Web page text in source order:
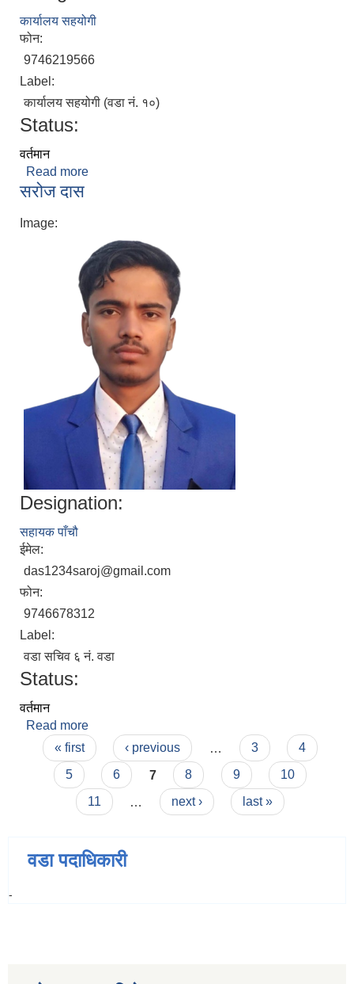
कार्यालय सहयोगी
फोन:
9746219566
Label:
कार्यालय सहयोगी (वडा नं. १०)
Status:
वर्तमान
Read more
सरोज दास
Image:
Designation:
सहायक पाँचौ
ईमेल:
das1234saroj@gmail.com
फोन:
9746678312
Label:
वडा सचिव ६ नं. वडा
Status:
वर्तमान
Read more
Pages
« first ‹ previous 3
4
5
6 7 8 9
10
11
next › last »
वडा पदाधिकारी
-